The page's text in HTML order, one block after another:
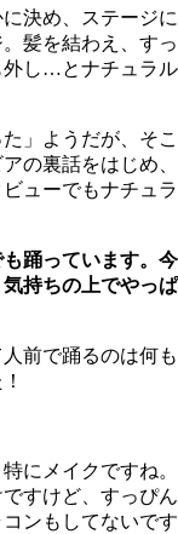
決め、ステージに
髪を結わえ、すっ
外し…とナチュラル
」ようだが、そこ
の裏話をはじめ、
ューでもナチュラ
踊っています。今
持ちの上でやっぱ
前で踊るのは何も
にメイクですね。
すけど、すっぴん
ンもしてないです